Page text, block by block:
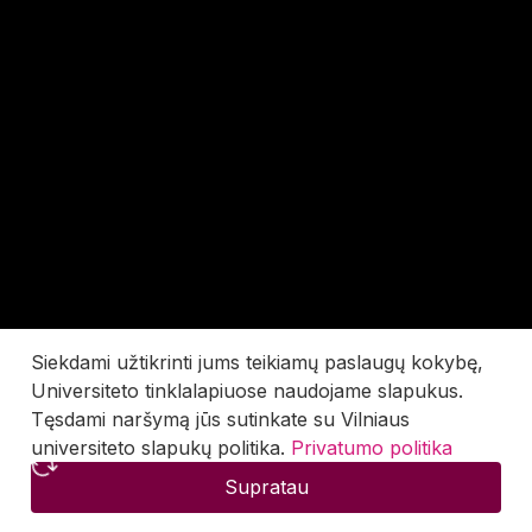
Siekdami užtikrinti jums teikiamų paslaugų kokybę,
Universiteto tinklalapiuose naudojame slapukus.
Tęsdami naršymą jūs sutinkate su Vilniaus
universiteto slapukų politika. Privatumo politika
Supratau